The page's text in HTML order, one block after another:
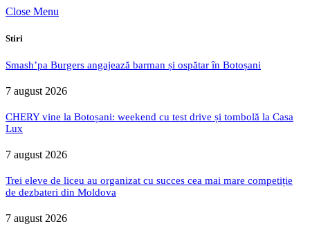
Close Menu
Stiri
Smash’pa Burgers angajează barman și ospătar în Botoșani
7 august 2026
CHERY vine la Botoșani: weekend cu test drive și tombolă la Casa
Lux
7 august 2026
Trei eleve de liceu au organizat cu succes cea mai mare competiție
de dezbateri din Moldova
7 august 2026